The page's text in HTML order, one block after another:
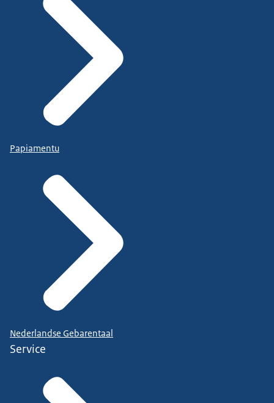
Papiamentu
Nederlandse Gebarentaal
Service